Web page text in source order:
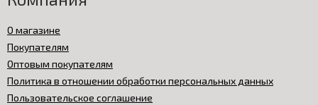
О магазине
Покупателям
Оптовым покупателям
Политика в отношении обработки персональных данных
Пользовательское соглашение